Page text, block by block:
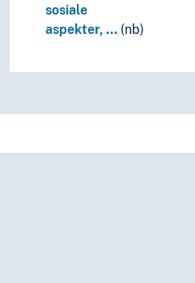
sosiale
aspekter, … (nb)